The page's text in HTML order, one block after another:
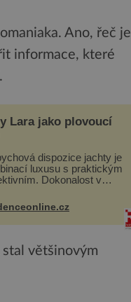
Ano, řeč je
informace, které
Lara jako plovoucí
dispozice jachty je
luxusu s praktickým
Dokonalost v
Fendi Casa, kterou byly
její paluby. Monacký
nabízí každoročn...
stal většinovým